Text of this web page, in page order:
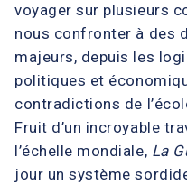
voyager sur plusieurs
nous confronter à des
majeurs, depuis les
politiques et
contradictions de
Fruit d’un incroyable
l’échelle mondiale, La
jour un système